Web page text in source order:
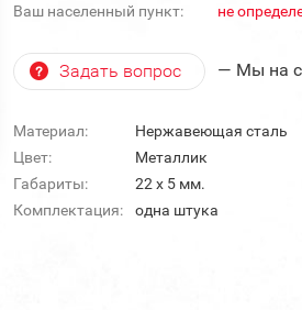
Ваш населенный пункт: не
Задать вопрос — Мы на
Материал:
Нержавеющая сталь
Цвет:
Металлик
Габариты:
22 х 5 мм.
Комплектация:
одна штука